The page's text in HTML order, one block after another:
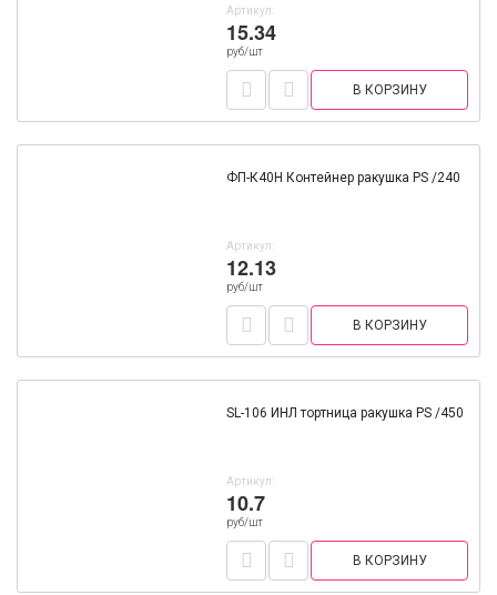
Артикул:
15.34
руб/шт
В КОРЗИНУ
ФП-К40Н Контейнер ракушка PS /240
Артикул:
12.13
руб/шт
В КОРЗИНУ
SL-106 ИНЛ тортница ракушка PS /450
Артикул:
10.7
руб/шт
В КОРЗИНУ